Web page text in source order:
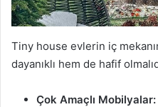
Tiny house evlerin iç
dayanıklı hem de hafif
Çok Amaçlı Mobilyalar: